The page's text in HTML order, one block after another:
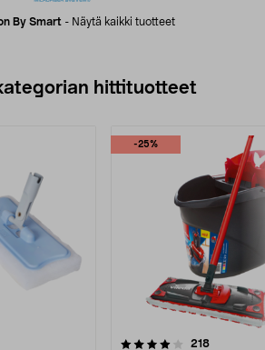
By Smart - Näytä kaikki tuotteet
hittituotteet
-25%
218arvostelut
5.0 viidestä